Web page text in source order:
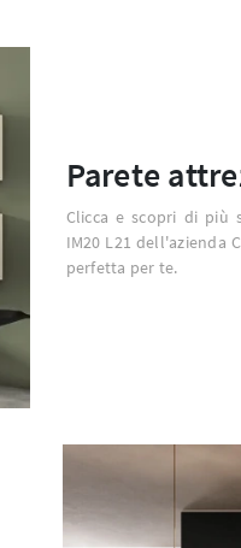
Parete
Clicca e scopri di più
IM20 L21 dell'azienda
perfetta per te.